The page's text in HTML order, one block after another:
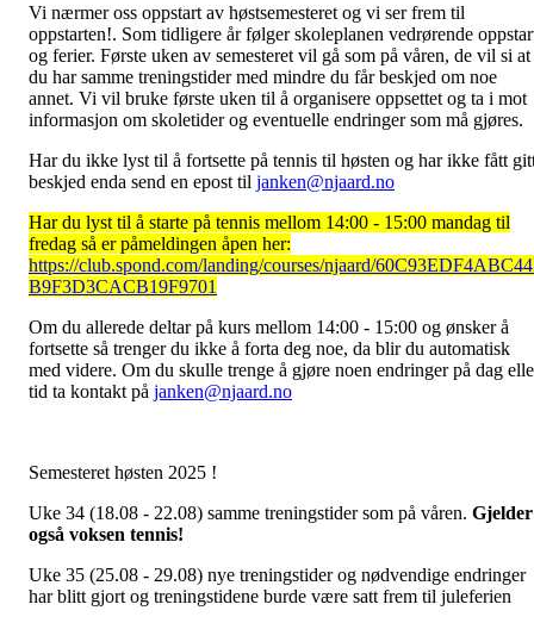
Vi nærmer oss oppstart av høstsemesteret og vi ser frem til
oppstarten!. Som tidligere år følger skoleplanen vedrørende
og ferier. Første uken av semesteret vil gå som på våren, de vil si at
du har samme treningstider med mindre du får beskjed om noe
annet. Vi vil bruke første uken til å organisere oppsettet og ta i mot
informasjon om skoletider og eventuelle endringer som må gjøres.
Har du ikke lyst til å fortsette på tennis til høsten og har ikke fått
beskjed enda send en epost til janken@njaard.no
Har du lyst til å starte på tennis mellom 14:00 - 15:00 mandag til
fredag så er påmeldingen åpen her:
https://club.spond.com/landing/courses/njaard/
B9F3D3CACB19F9701
Om du allerede deltar på kurs mellom 14:00 - 15:00 og ønsker å
fortsette så trenger du ikke å forta deg noe, da blir du automatisk
med videre. Om du skulle trenge å gjøre noen endringer på dag
tid ta kontakt på janken@njaard.no
Semesteret høsten 2025 !
Uke 34 (18.08 - 22.08) samme treningstider som på våren. Gjelder
også voksen tennis!
Uke 35 (25.08 - 29.08) nye treningstider og nødvendige endringer
har blitt gjort og treningstidene burde være satt frem til juleferien